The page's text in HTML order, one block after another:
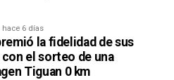
hace 6 días
la fidelidad de sus
el sorteo de una
Tiguan 0 km